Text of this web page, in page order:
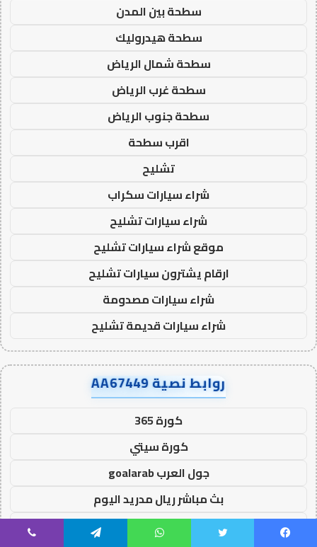
سطحة بين المدن
سطحة هيدروليك
سطحة شمال الرياض
سطحة غرب الرياض
سطحة جنوب الرياض
اقرب سطحة
تشليح
شراء سيارات سكراب
شراء سيارات تشليح
موقع شراء سيارات تشليح
ارقام يشترون سيارات تشليح
شراء سيارات مصدومة
شراء سيارات قديمة تشليح
روابط نصية AA67449
كورة 365
كورة سيتي
جول العرب goalarab
بث مباشر ريال مدريد اليوم
يلا لايف